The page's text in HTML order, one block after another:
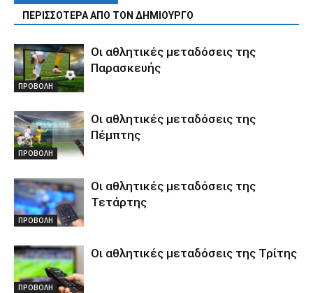
ΠΕΡΙΣΣΟΤΕΡΑ ΑΠΟ ΤΟΝ ΔΗΜΙΟΥΡΓΟ
ΠΡΟΒΟΛΗ
Οι αθλητικές μεταδόσεις της
Παρασκευής
ΠΡΟΒΟΛΗ
Οι αθλητικές μεταδόσεις της
Πέμπτης
ΠΡΟΒΟΛΗ
Οι αθλητικές μεταδόσεις της
Τετάρτης
ΠΡΟΒΟΛΗ
Οι αθλητικές μεταδόσεις της Τρίτης